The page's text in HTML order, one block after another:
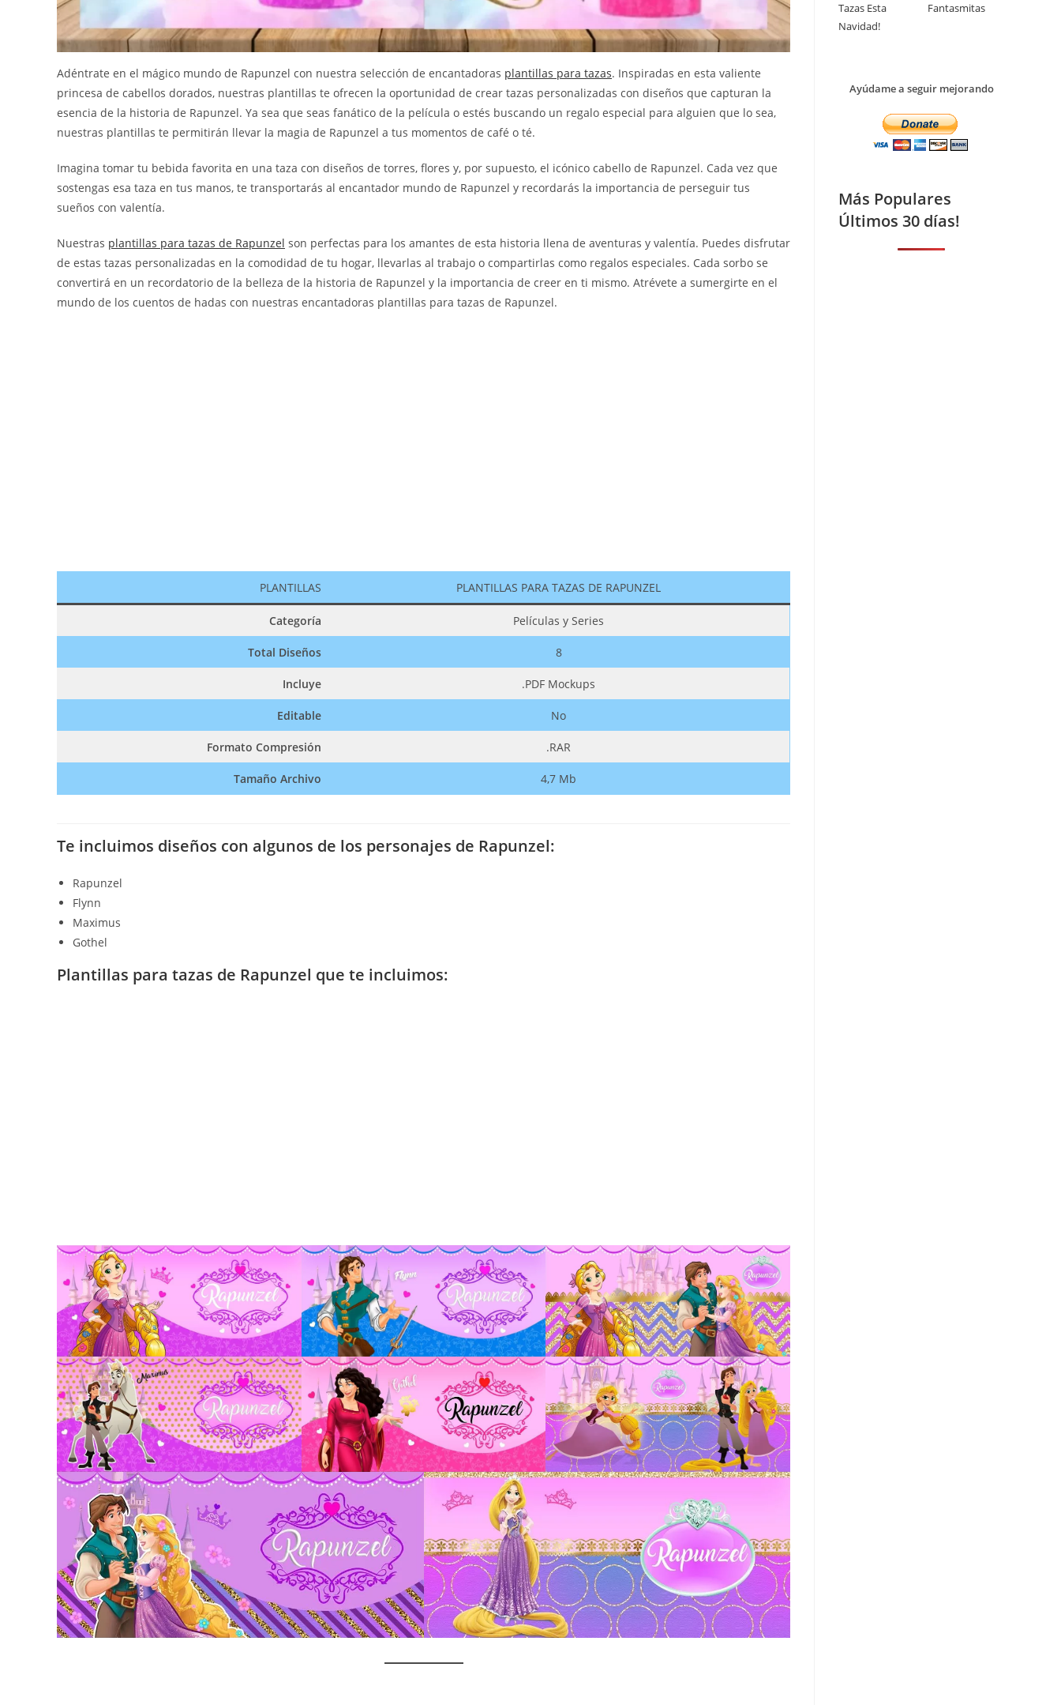
Adéntrate en el mágico mundo de Rapunzel con nuestra selección de encantadoras plantillas para tazas. Inspiradas en esta valiente
princesa de cabellos dorados, nuestras plantillas te ofrecen la oportunidad de crear tazas personalizadas con diseños que capturan la
esencia de la historia de Rapunzel. Ya sea que seas fanático de la película o estés buscando un regalo especial para alguien que lo sea,
nuestras plantillas te permitirán llevar la magia de Rapunzel a tus momentos de café o té.
Imagina tomar tu bebida favorita en una taza con diseños de torres, flores y, por supuesto, el icónico cabello de Rapunzel. Cada vez que
sostengas esa taza en tus manos, te transportarás al encantador mundo de Rapunzel y recordarás la importancia de perseguir tus
sueños con valentía.
Nuestras plantillas para tazas de Rapunzel son perfectas para los amantes de esta historia llena de aventuras y valentía. Puedes disfrutar
de estas tazas personalizadas en la comodidad de tu hogar, llevarlas al trabajo o compartirlas como regalos especiales. Cada sorbo se
convertirá en un recordatorio de la belleza de la historia de Rapunzel y la importancia de creer en ti mismo. Atrévete a sumergirte en el
mundo de los cuentos de hadas con nuestras encantadoras plantillas para tazas de Rapunzel.
PLANTILLAS PLANTILLAS PARA TAZAS DE RAPUNZEL
Categoría Películas y Series
Total Diseños 8
Incluye .PDF Mockups
Editable No
Formato Compresión .RAR
Tamaño Archivo 4,7 Mb
Te incluimos diseños con algunos de los personajes de Rapunzel:
Rapunzel
Flynn
Maximus
Gothel
Plantillas para tazas de Rapunzel que te incluimos:
Tazas Esta
Navidad!
Fantasmitas
Ayúdame a seguir mejorando
Más Populares
Últimos 30 días!